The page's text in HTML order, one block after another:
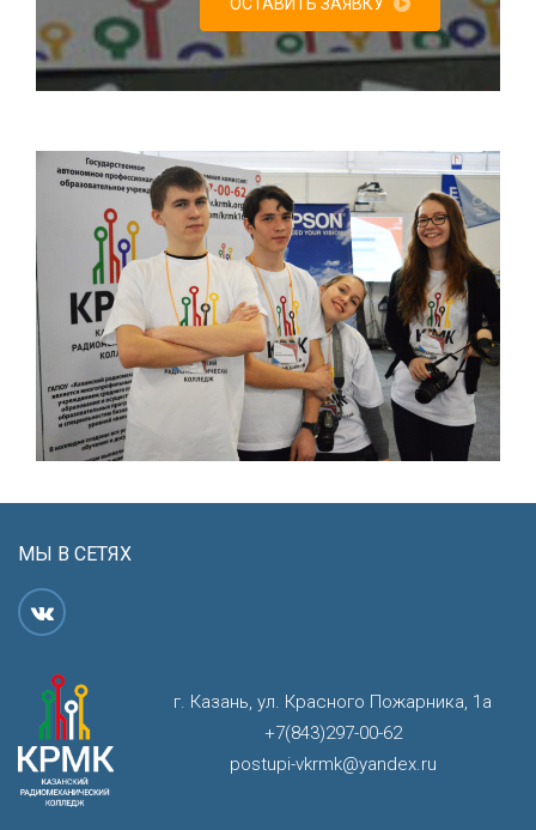
ОСТАВИТЬ ЗАЯВКУ
МЫ В СЕТЯХ
г. Казань, ул. Красного Пожарника, 1а
+7(843)297-00-62
postupi-vkrmk@yandex.ru